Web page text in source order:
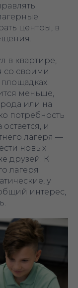
центры, в
в квартире,
со своими
меньше,
или на
потребность
и
лагеря —
новых
друзей. К
лагеря
у
интерес,